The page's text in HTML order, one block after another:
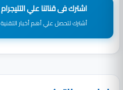
اشترك فى قناتنا علي التليجرام
أشترك لتحصل علي أهم أخبار التقنية